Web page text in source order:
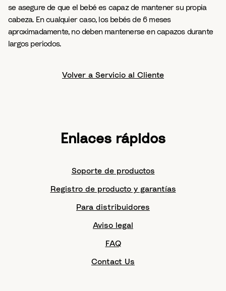
se asegure de que el bebé es capaz de mantener su propia
cabeza. En cualquier caso, los bebés de 6 meses
aproximadamente, no deben mantenerse en capazos durante
largos periodos.
Volver a Servicio al Cliente
Enlaces rápidos
Soporte de productos
Registro de producto y garantías
Para distribuidores
Aviso legal
FAQ
Contact Us